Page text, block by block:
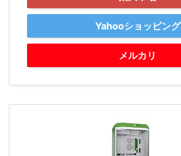
Yahooショッピング
メルカリ